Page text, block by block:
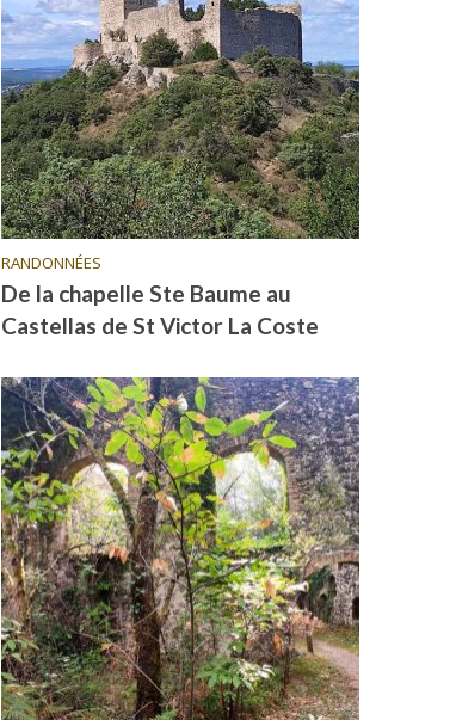
RANDONNÉES
De la chapelle Ste Baume au
Castellas de St Victor La Coste